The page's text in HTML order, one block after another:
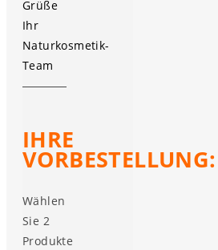
Grüße
Ihr
Naturkosmetik-
Team
IHRE
VORBESTELLUNG:
Wählen
Sie 2
Produkte